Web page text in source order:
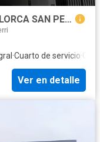
CASA EN RENTA PRIVANZAS MALLORCA SAN PEDRO GARZA GARCÍA
·Cuarto de servicio·
Ver en detalle